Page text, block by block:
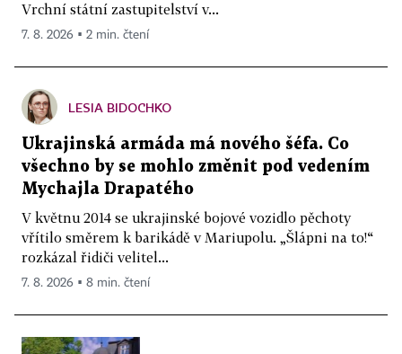
Vrchní státní zastupitelství v...
7. 8. 2026 ▪ 2 min. čtení
LESIA BIDOCHKO
Ukrajinská armáda má nového šéfa. Co
všechno by se mohlo změnit pod vedením
Mychajla Drapatého
V květnu 2014 se ukrajinské bojové vozidlo pěchoty
vřítilo směrem k barikádě v Mariupolu. „Šlápni na to!“
rozkázal řidiči velitel...
7. 8. 2026 ▪ 8 min. čtení